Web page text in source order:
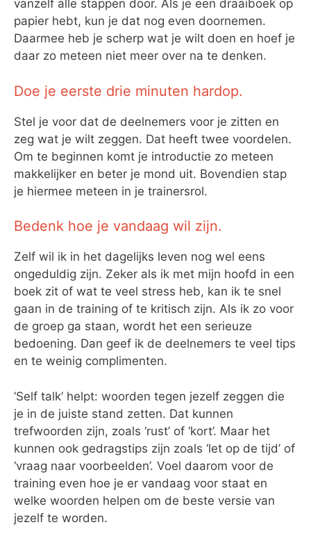
vanzelf alle stappen door. Als je een draaiboek op
papier hebt, kun je dat nog even doornemen.
Daarmee heb je scherp wat je wilt doen en hoef je
daar zo meteen niet meer over na te denken.
Doe je eerste drie minuten hardop.
Stel je voor dat de deelnemers voor je zitten en
zeg wat je wilt zeggen. Dat heeft twee voordelen.
Om te beginnen komt je introductie zo meteen
makkelijker en beter je mond uit. Bovendien stap
je hiermee meteen in je trainersrol.
Bedenk hoe je vandaag wil zijn.
Zelf wil ik in het dagelijks leven nog wel eens
ongeduldig zijn. Zeker als ik met mijn hoofd in een
boek zit of wat te veel stress heb, kan ik te snel
gaan in de training of te kritisch zijn. Als ik zo voor
de groep ga staan, wordt het een serieuze
bedoening. Dan geef ik de deelnemers te veel tips
en te weinig complimenten.
‘Self talk’ helpt: woorden tegen jezelf zeggen die
je in de juiste stand zetten. Dat kunnen
trefwoorden zijn, zoals ‘rust’ of ‘kort’. Maar het
kunnen ook gedragstips zijn zoals ‘let op de tijd’ of
‘vraag naar voorbeelden’. Voel daarom voor de
training even hoe je er vandaag voor staat en
welke woorden helpen om de beste versie van
jezelf te worden.